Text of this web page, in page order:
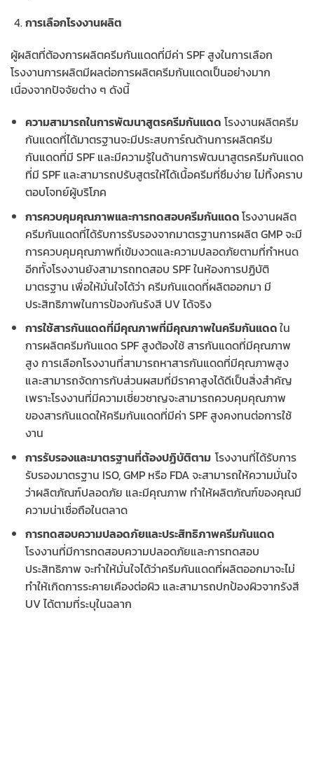
การเลือกโรงงานผลิต
ผู้ผลิตที่ต้องการผลิตครีมกันแดดที่มีค่า SPF สูงในการเลือก
โรงงานการผลิตมีผลต่อการผลิตครีมกันแดดเป็นอย่างมาก
เนื่องจากปัจจัยต่าง ๆ ดังนี้
ความสามารถในการพัฒนาสูตรครีมกันแดด โรงงานผลิตครีม
กันแดดที่ได้มาตรฐานจะมีประสบการ์ณด้านการผลิตครีม
กันแดดที่มี SPF และมีความรู้ในด้านการพัฒนาสูตรครีมกันแดด
ที่มี SPF และสามารถปรับสูตรให้ได้เนื้อครีมที่ซึมง่าย ไม่ทิ้งคราบ
ตอบโจทย์ผู้บริโภค
การควบคุมคุณภาพและการทดสอบครีมกันแดดโรงงานผลิต
ครีมกันแดดที่ได้รับการรับรองจากมาตรฐานการผลิต GMP จะมี
การควบคุมคุณภาพที่เข้มงวดและความปลอดภัยตามที่กำหนด
อีกทั้งโรงงานยังสามารถทดสอบ SPF ในห้องการปฏิบัติ
มาตรฐาน เพื่อให้มั่นใจได้ว่า ครีมกันแดดที่ผลิตออกมา มี
ประสิทธิภาพในการป้องกันรังสี UV ได้จริง
การใช้สารกันแดดที่มีคุณภาพที่มีคุณภาพในครีมกันแดดใน
การผลิตครีมกันแดด SPF สูงต้องใช้ สารกันแดดที่มีคุณภาพ
สูง การเลือกโรงงานที่สามารถหาสารกันแดดที่มีคุณภาพสูง
และสามารถจัดการกับส่วนผสมที่มีราคาสูงได้ดีเป็นสิ่งสำคัญ
เพราะโรงงานที่มีความเชี่ยวชาญจะสามารถควบคุมคุณภาพ
ของสารกันแดดให้ครีมกันแดดที่มีค่า SPF สูงคงทนต่อการใช้
งาน
การรับรองและมาตรฐานที่ต้องปฏิบัติตาม โรงงานที่ได้รับการ
รับรองมาตรฐาน ISO, GMP หรือ FDA จะสามารถให้ความมั่นใจ
ว่าผลิตภัณฑ์ปลอดภัย และมีคุณภาพ ทำให้ผลิตภัณฑ์ของคุณมี
ความน่าเชื่อถือในตลาด
การทดสอบความปลอดภัยและประสิทธิภาพครีมกันแดด
โรงงานที่มีการทดสอบความปลอดภัยและการทดสอบ
ประสิทธิภาพ จะทำให้มั่นใจได้ว่าครีมกันแดดที่ผลิตออกมาจะไม่
ทำให้เกิดการระคายเคืองต่อผิว และสามารถปกป้องผิวจากรังสี
UV ได้ตามที่ระบุในฉลาก